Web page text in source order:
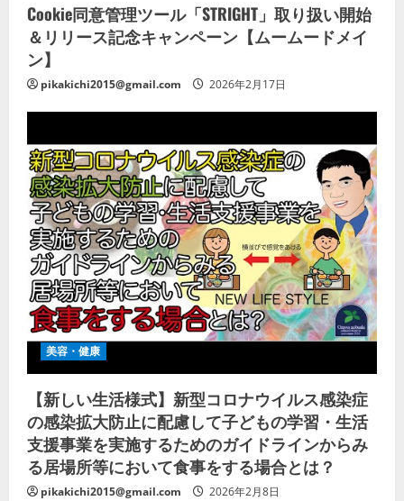
Cookie同意管理ツール「STRIGHT」取り扱い開始
＆リリース記念キャンペーン【ムームードメイ
ン】
pikakichi2015@gmail.com 2026年2月17日
美容・健康
【新しい生活様式】新型コロナウイルス感染症
の感染拡大防止に配慮して子どもの学習・生活
支援事業を実施するためのガイドラインからみ
る居場所等において食事をする場合とは？
pikakichi2015@gmail.com 2026年2月8日